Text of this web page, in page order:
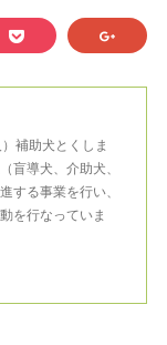
補助犬とくしま
盲導犬、介助犬、
する事業を行い、
を行なっていま